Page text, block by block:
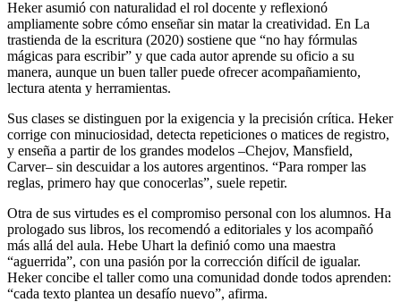
Heker asumió con naturalidad el rol docente y reflexionó
ampliamente sobre cómo enseñar sin matar la creatividad. En La
trastienda de la escritura (2020) sostiene que “no hay fórmulas
mágicas para escribir” y que cada autor aprende su oficio a su
manera, aunque un buen taller puede ofrecer acompañamiento,
lectura atenta y herramientas.
Sus clases se distinguen por la exigencia y la precisión crítica. Heker
corrige con minuciosidad, detecta repeticiones o matices de registro,
y enseña a partir de los grandes modelos –Chejov, Mansfield,
Carver– sin descuidar a los autores argentinos. “Para romper las
reglas, primero hay que conocerlas”, suele repetir.
Otra de sus virtudes es el compromiso personal con los alumnos. Ha
prologado sus libros, los recomendó a editoriales y los acompañó
más allá del aula. Hebe Uhart la definió como una maestra
“aguerrida”, con una pasión por la corrección difícil de igualar.
Heker concibe el taller como una comunidad donde todos aprenden:
“cada texto plantea un desafío nuevo”, afirma.